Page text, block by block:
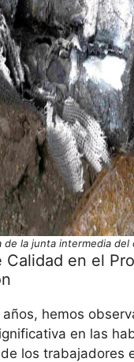
de la junta intermedia del
Calidad en el
hemos
en las
los trabajadores